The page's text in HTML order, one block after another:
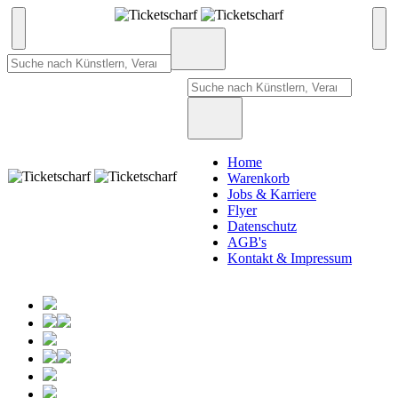
Home
Warenkorb
Jobs & Karriere
Flyer
Datenschutz
AGB's
Kontakt & Impressum